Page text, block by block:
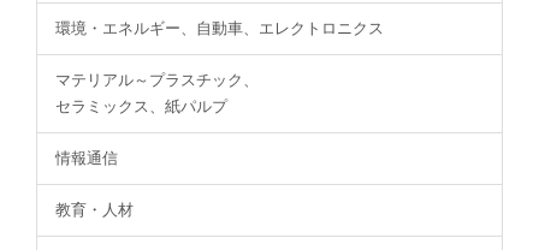
環境・エネルギー、自動車、エレクトロニクス
マテリアル～プラスチック、
セラミックス、紙パルプ
情報通信
教育・人材